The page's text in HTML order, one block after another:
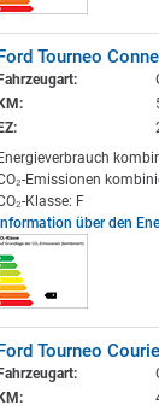
Tourneo
Fahrzeugart:
KM:
EZ:
Energieverbrauch
Emissionen
Klasse: F
Information über den
Tourneo
Fahrzeugart:
KM: